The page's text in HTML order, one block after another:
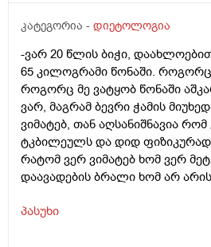
კატეგორია - დიეტოლოგია
-ვარ 20 წლის ბიჭი,
65 კილოგრამი წონაში. როგორც
როგორც მე ვატყობ წონაში
ვარ, მაგრამ ბევრი ჭამის
ვიმატებ, თან აღსანიშნავია რომ
ტკბილეულს და დიდ
რატომ ვერ ვიმატებ ხომ ვერ
დაავადების ბრალი ხომ არ
პასუხი